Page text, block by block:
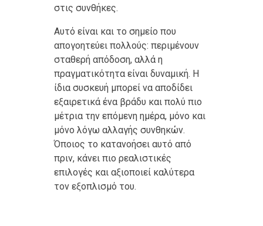
στις συνθήκες.
Αυτό είναι και το σημείο που
απογοητεύει πολλούς: περιμένουν
σταθερή απόδοση, αλλά η
πραγματικότητα είναι δυναμική. Η
ίδια συσκευή μπορεί να αποδίδει
εξαιρετικά ένα βράδυ και πολύ πιο
μέτρια την επόμενη ημέρα, μόνο και
μόνο λόγω αλλαγής συνθηκών.
Όποιος το κατανοήσει αυτό από
πριν, κάνει πιο ρεαλιστικές
επιλογές και αξιοποιεί καλύτερα
τον εξοπλισμό του.